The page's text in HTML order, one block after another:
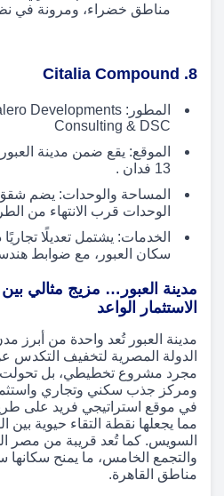
مناطق خضراء، ومرونة في
8. Citalia Compound
Consulting & DSC
الموقع: يقع ضمن مدينة
13 فدان .
الوحدات قرب الانتهاء من
الخدمات: يشتمل تعديلًا
سكان العبور، مع ضوابط
مدينة العبور… مزيج مثالي
الاستثمار الواعد
مدينة العبور تُعد واحدة من أبرز
الدولة المصرية لتخفيف التكدس
مجرد مشروع تخطيطي، بل تحولت
ومركز جذب سكني وتجاري
في موقع استراتيجي فريد على
مما يجعلها نقطة التقاء حيوية بين
السويس. كما تُعد قريبة من مصر
والتجمع الخامس، ما يمنح سكانها
مناطق القاهرة.